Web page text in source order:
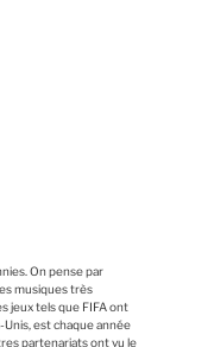
On pense par
musiques très
jeux tels que FIFA ont
est chaque année
partenariats ont vu le